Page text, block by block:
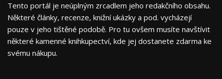
Tento portál je neúplným zrcadlem jeho redakčního obsahu.
Některé články, recenze, knižní ukázky a pod. vycházejí
pouze v jeho tištěné podobě. Pro tu ovšem musíte navštívit
některé kamenné knihkupectví, kde jej dostanete zdarma ke
svému nákupu.